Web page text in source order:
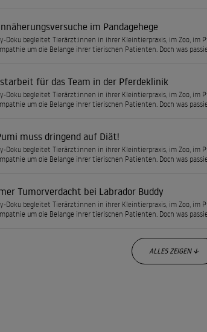
im Pandagehege
Doku begleitet Tierärzt:innen in ihrer Kleintierpraxis, im Zoo, im
um die Belange ihrer tierischen Patienten. Doch was
für das Team in der Pferdeklinik
Doku begleitet Tierärzt:innen in ihrer Kleintierpraxis, im Zoo, im
um die Belange ihrer tierischen Patienten. Doch was
muss dringend auf Diät!
Doku begleitet Tierärzt:innen in ihrer Kleintierpraxis, im Zoo, im
um die Belange ihrer tierischen Patienten. Doch was
Tumorverdacht bei Labrador Buddy
Doku begleitet Tierärzt:innen in ihrer Kleintierpraxis, im Zoo, im
um die Belange ihrer tierischen Patienten. Doch was
ALLES ZEIGEN ↓